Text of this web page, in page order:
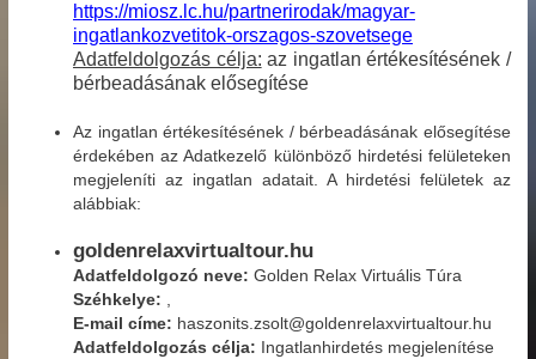
https://miosz.lc.hu/partnerirodak/magyar-
ingatlankozvetitok-orszagos-szovetsege
Adatfeldolgozás célja: az ingatlan értékesítésének /
bérbeadásának elősegítése
Az ingatlan értékesítésének / bérbeadásának elősegítése
érdekében az Adatkezelő különböző hirdetési felületeken
megjeleníti az ingatlan adatait. A hirdetési felületek az
alábbiak:
goldenrelaxvirtualtour.hu
Adatfeldolgozó neve: Golden Relax Virtuális Túra
Széhkelye: ,
E-mail címe: haszonits.zsolt@goldenrelaxvirtualtour.hu
Adatfeldolgozás célja: Ingatlanhirdetés megjelenítése